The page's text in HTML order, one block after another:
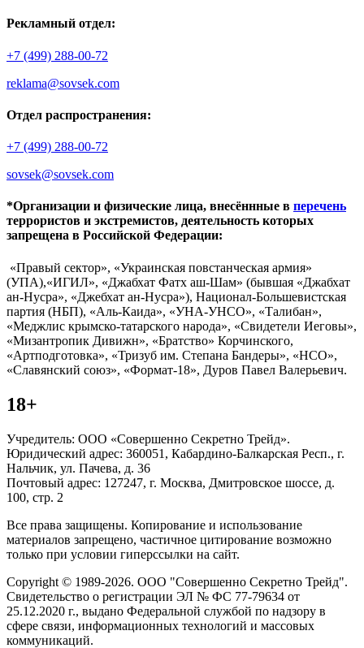
Рекламный отдел:
+7 (499) 288-00-72
reklama@sovsek.com
Отдел распространения:
+7 (499) 288-00-72
sovsek@sovsek.com
*Организации и физические лица, внесённные в перечень
террористов и экстремистов, деятельность которых
запрещена в Российской Федерации:
«Правый сектор», «Украинская повстанческая армия»
(УПА),«ИГИЛ», «Джабхат Фатх аш-Шам» (бывшая «Джабхат
ан-Нусра», «Джебхат ан-Нусра»), Национал-Большевистская
партия (НБП), «Аль-Каида», «УНА-УНСО», «Талибан»,
«Меджлис крымско-татарского народа», «Свидетели Иеговы»,
«Мизантропик Дивижн», «Братство» Корчинского,
«Артподготовка», «Тризуб им. Степана Бандеры», «НСО»,
«Славянский союз», «Формат-18», Дуров Павел Валерьевич.
18+
Учредитель: ООО «Совершенно Секретно Трейд».
Юридический адрес: 360051, Кабардино-Балкарская Респ., г.
Нальчик, ул. Пачева, д. 36
Почтовый адрес: 127247, г. Москва, Дмитровское шоссе, д.
100, стр. 2
Все права защищены. Копирование и использование
материалов запрещено, частичное цитирование возможно
только при условии гиперссылки на сайт.
Copyright © 1989-2026. ООО "Совершенно Секретно Трейд".
Свидетельство о регистрации ЭЛ № ФС 77-79634 от
25.12.2020 г., выдано Федеральной службой по надзору в
сфере связи, информационных технологий и массовых
коммуникаций.